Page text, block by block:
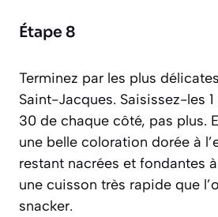
Étape 8
Terminez par les plus
Saint-Jacques. Saisissez-les
30 de chaque côté, pas plus.
une belle coloration dorée à
restant nacrées et fondantes à
une cuisson très rapide que
snacker.